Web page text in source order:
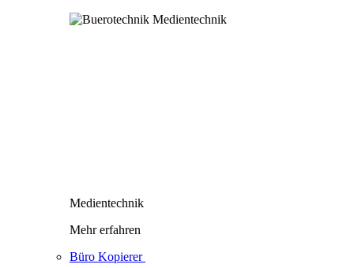
Medientechnik
Mehr erfahren
Büro Kopierer